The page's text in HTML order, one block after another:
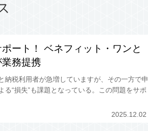
ート！ ベネフィット・ワンと
務提携
納税利用者が急増していますが、その一方で申
る“損失”も課題となっている。この問題をサポ
2025.12.02